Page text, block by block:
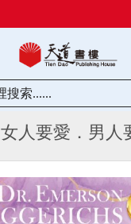
女人要愛．男人